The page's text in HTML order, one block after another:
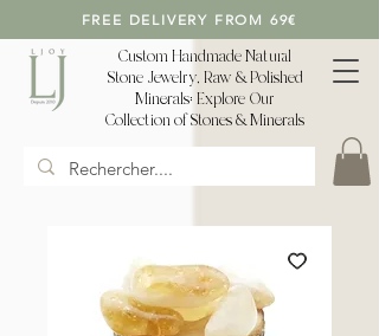
FREE DELIVERY FROM 69€
Custom Handmade Natural
Stone Jewelry, Raw & Polished
Minerals: Explore Our
Collection of Stones & Minerals